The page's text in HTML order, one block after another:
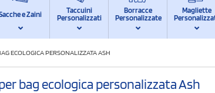
e Zaini
Taccuini
Personalizzati
Borracce
Personalizzate
Magliette
ECOLOGICA PERSONALIZZATA ASH
bag ecologica personalizzata Ash